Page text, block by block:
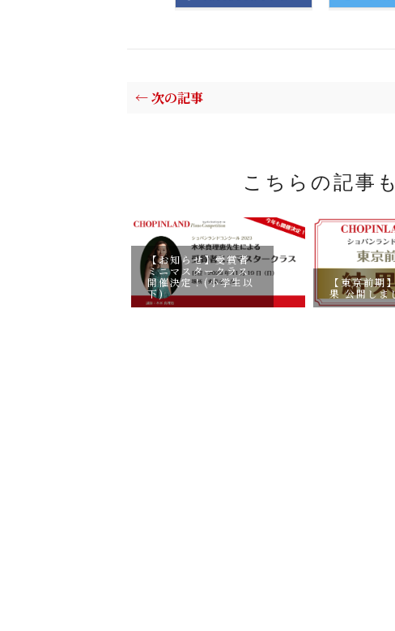
← 次の記事
こちらの記事
【お知らせ】受賞者
ミニマスタークラス
開催決定！(小学生以
下)
【東京前期
果 公開しま